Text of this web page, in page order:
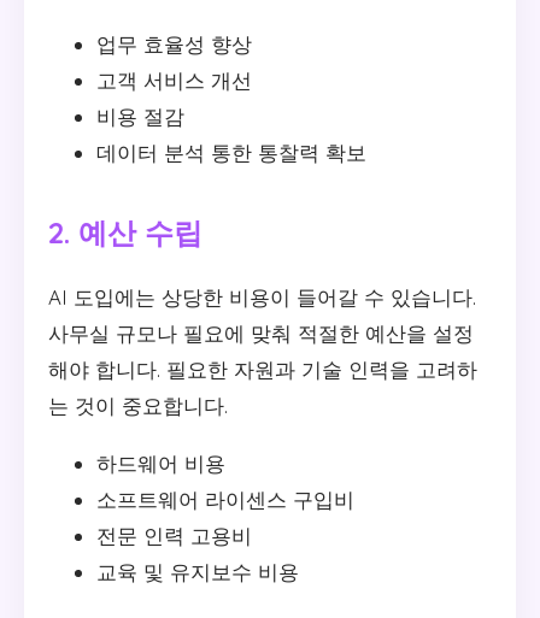
업무 효율성 향상
고객 서비스 개선
비용 절감
데이터 분석 통한 통찰력 확보
2. 예산 수립
AI 도입에는 상당한 비용이 들어갈 수 있습니다.
사무실 규모나 필요에 맞춰 적절한 예산을 설정
해야 합니다. 필요한 자원과 기술 인력을 고려하
는 것이 중요합니다.
하드웨어 비용
소프트웨어 라이센스 구입비
전문 인력 고용비
교육 및 유지보수 비용